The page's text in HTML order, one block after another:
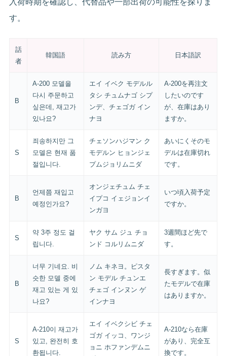
入荷時期を確認し、代替品や一部出荷の可能性を探りま
す。
話
者
韓国語 読み方 日本語訳
B
A-200 모델을
다시 주문하고
싶은데, 재고가
있나요?
エイ イベク モデルル
タシ チュムナゴ シプ
ンデ、チェゴガ イン
ナヨ
A-200を再注文
したいのです
が、在庫はあり
ますか。
S
죄송하지만 그
모델은 현재 품
절입니다.
チェソンハジマン ク
モデルン ヒョンジェ
プムジョリムニダ
あいにくそのモ
デルは在庫切れ
です。
B
언제쯤 재입고
예정인가요?
オンジェチュム チェ
イプコ イェジョンイ
ンガヨ
いつ頃入荷予定
ですか。
S
약 3주 정도 걸
립니다.
ヤク サム ジュ チョ
ンド コルリムニダ
3週間ほど先で
す。
B
너무 기네요. 비
슷한 모델 중에
재고 있는 게 있
나요?
ノム キネヨ。ピスタ
ン モデル チュンエ
チェゴ インヌン ゲ
インナヨ
長すぎます。似
たモデルで在庫
はありますか。
S
A-210이 재고가
있고, 완전히 호
환됩니다.
エイ イベクシビ チェ
ゴガ イッコ、ワンジ
ョニ ホファンデムニ
A-210なら在庫
があり、完全互
換です。